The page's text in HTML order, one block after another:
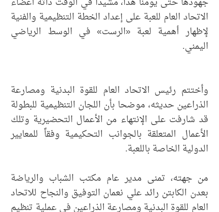
الاتحاد العام للعبة على إعداد الخطة التنظيمية والفنية
لإظهار أهمية لعبة «الرست» في الوسط الرياضي
اليمني.
وأختتم رئيس الاتحاد العام للقوة البدنية ومصارعة
الذراعين حديثه، موضحا بأن اللجان التنظيمية للبطولة
قد شارفت على الإنتهاء من الأعمال التحضيرية وتلك
الأعمال المتعلقة بالجوانب التحكيمية وفقاً للمعايير
الدولية الخاصة باللعبة.
من جهته، تمنى مدير عام مكتب الشباب والرياضة
بعدن الكابتن رائد علي نعمان التوفيق والنجاح للاتحاد
العام للقوة البدنية ومصارعة الذراعين في عملية تنظيم